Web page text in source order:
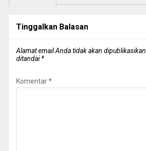
Tinggalkan Balasan
Alamat email Anda tidak akan dipublikasikan.
ditandai*
Komentar*